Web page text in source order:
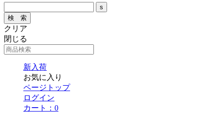
クリア
閉じる
新入荷
お気に入り
ページトップ
ログイン
カート： 0